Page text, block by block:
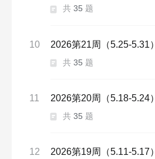
共 35 题
10 2026第21周（5.25-5.31）
共 35 题
11 2026第20周（5.18-5.24）
共 35 题
12 2026第19周（5.11-5.17）